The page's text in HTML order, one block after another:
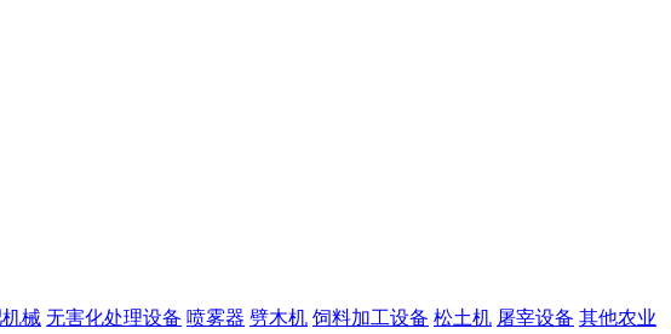
械 无害化处理设备 喷雾器 劈木机 饲料加工设备 松土机 屠宰设备 其他农业